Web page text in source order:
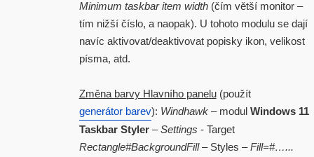
Minimum taskbar item width(čím větší monitor –
tím nižší číslo, a naopak). U tohoto modulu se dají
navíc aktivovat/deaktivovat popisky ikon, velikost
písma, atd.
Změna barvy Hlavního panelu(použít
generátor barev): Windhawk– modul Windows 11
Taskbar Styler–Settings - Target
Rectangle#BackgroundFill– Styles –Fill=#…...